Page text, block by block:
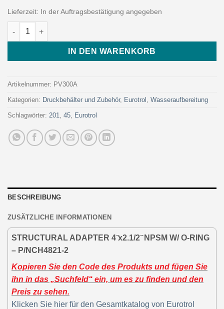
Lieferzeit: In der Auftragsbestätigung angegeben
STRUCTURAL ADAPTER 4 ̋x2.1/2 ̋ NPSM W/ O-RING - P/
IN DEN WARENKORB
Artikelnummer: PV300A
Kategorien: Druckbehälter und Zubehör, Eurotrol , Wasseraufbereitung
Schlagwörter: 201, 45, Eurotrol
BESCHREIBUNG
ZUSÄTZLICHE INFORMATIONEN
STRUCTURAL ADAPTER 4 ̋x2.1/2 ̋ NPSM W/ O-RING
– P/NCH4821-2
Kopieren Sie den Code des Produkts und fügen Sie
ihn in das „Suchfeld“ ein, um es zu finden und den
Preis zu sehen.
Klicken Sie hier für den Gesamtkatalog von Eurotrol